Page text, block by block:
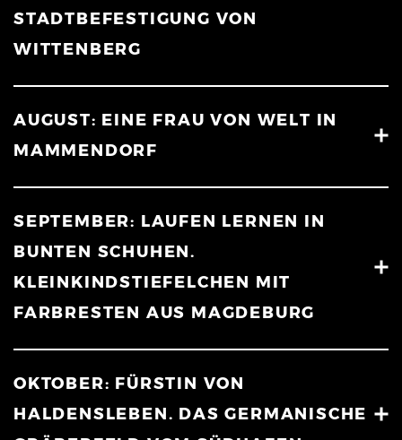
STADTBEFESTIGUNG VON
WITTENBERG
AUGUST: EINE FRAU VON WELT IN
MAMMENDORF
SEPTEMBER: LAUFEN LERNEN IN
BUNTEN SCHUHEN.
KLEINKINDSTIEFELCHEN MIT
FARBRESTEN AUS MAGDEBURG
OKTOBER: FÜRSTIN VON
HALDENSLEBEN. DAS GERMANISCHE